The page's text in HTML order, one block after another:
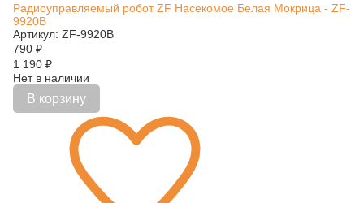
Радиоуправляемый робот ZF Насекомое Белая Мокрица - ZF-
9920B
Артикул: ZF-9920B
790 ₽
1 190 ₽
Нет в наличии
В корзину